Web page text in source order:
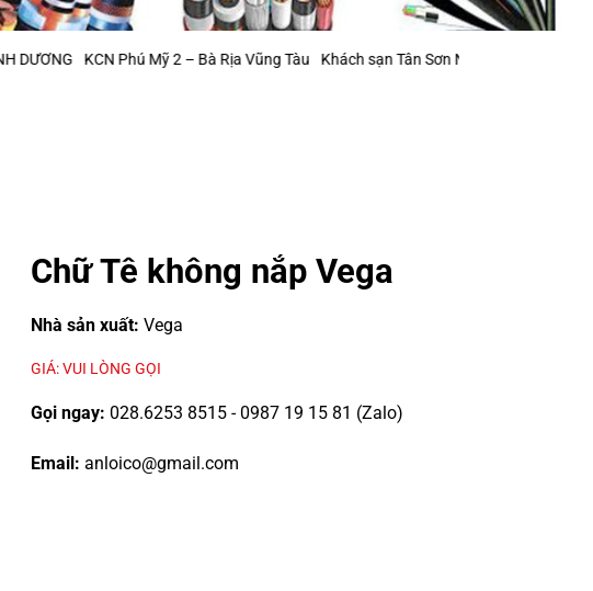
KCN Phú Mỹ 2 – Bà Rịa Vũng Tàu Khách sạn Tân Sơn Nhất (mở rộng)
Chữ Tê không nắp Vega
Nhà sản xuất: Vega
GIÁ: VUI LÒNG GỌI
Gọi ngay: 028.6253 8515 - 0987 19 15 81 (Zalo)
Email: anloico@gmail.com